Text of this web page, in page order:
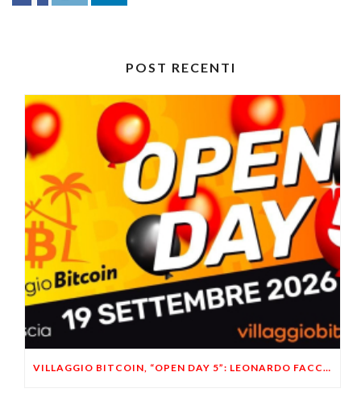
POST RECENTI
VILLAGGIO BITCOIN, “OPEN DAY 5”: LEONARDO FACCO OSPITE A BRESCIA